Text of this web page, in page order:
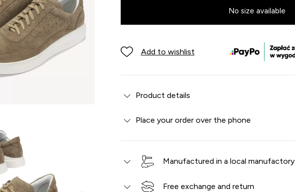
No size available
Add to wishlist
Product details
Place your order over the phone
Manufactured in a local manufactory
Free exchange and return